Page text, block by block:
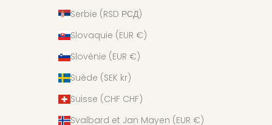
Serbie (RSD РСД)
Slovaquie (EUR €)
Slovénie (EUR €)
Suède (SEK kr)
Suisse (CHF CHF)
Svalbard et Jan Mayen (EUR €)